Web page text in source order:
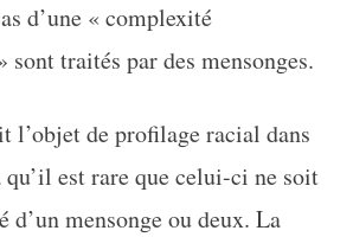
d’une « complexité
sont traités par des mensonges.
l’objet de profilage racial dans
est rare que celui-ci ne soit
d’un mensonge ou deux. La